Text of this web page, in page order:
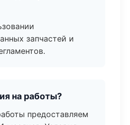
запчастей и
на работы?
предоставляем